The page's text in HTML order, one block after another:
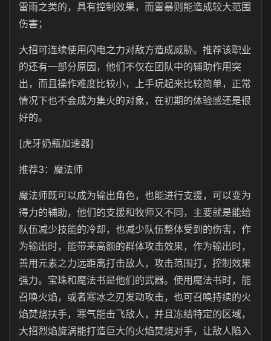
雷雨之类的，具有控制效果，而雷暴则能造成较大范围
伤害；
大招可连续使用闪电之力对敌方造成威胁。推荐该职业
的还有一部分原因，他们不仅在团队中的辅助作用突
出，而且操作难度比较小，上手玩起来比较简单，正常
情况下也不会成为集火的对象，在初期的体验感还是很
好的。
[虎牙奶瓶加速器]
推荐3：魔法师
魔法师既可以成为输出角色，也能进行支援，可以变为
得力的辅助，他们的支援和牧师又不同，主要就是能给
队伍减少技能的冷却，也减少队伍整体受到的伤害，作
为输出时，能带来高额的群体攻击效果，作为输出时，
善用元素之力远距离打击敌人，攻击范围打，控制效果
强力。宝珠和魔法书是他们的武器。使用魔法书时，能
召唤火焰，或者寒冰之刃发动攻击，也可召唤持续的火
焰焚烧扶手，寒气能击飞敌人，并且冻结特定的区域，
大招烈焰旋涡能打造巨大的火焰焚烧对手，让敌人陷入